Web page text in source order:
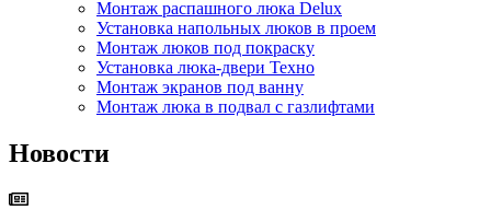
Монтаж распашного люка Delux
Установка напольных люков в проем
Монтаж люков под покраску
Установка люка-двери Техно
Монтаж экранов под ванну
Монтаж люка в подвал с газлифтами
Новости